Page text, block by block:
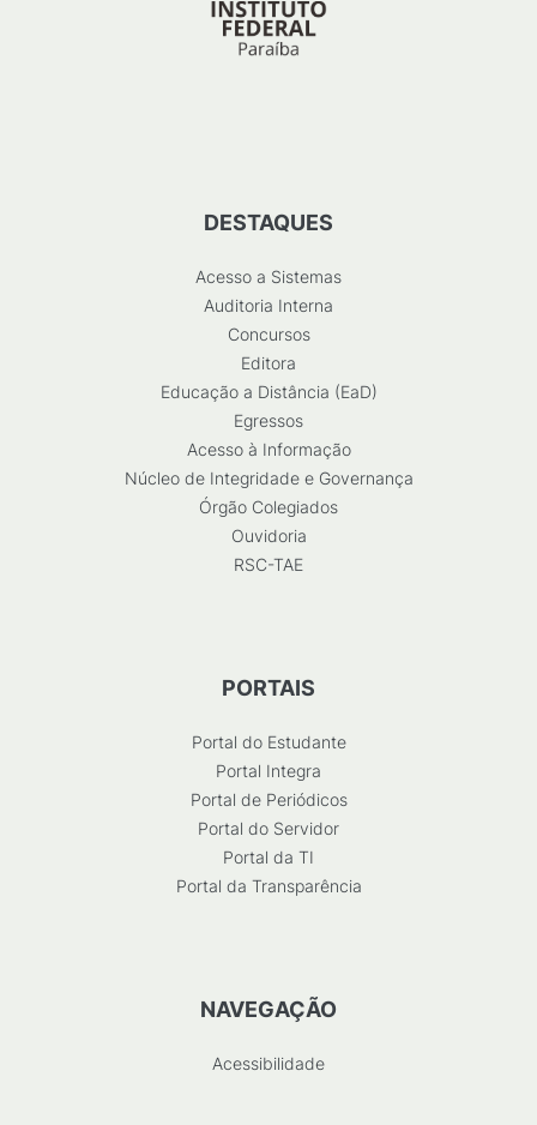
DESTAQUES
Acesso a Sistemas
Auditoria Interna
Concursos
Editora
Educação a Distância (EaD)
Egressos
Acesso à Informação
Núcleo de Integridade e Governança
Órgão Colegiados
Ouvidoria
RSC-TAE
PORTAIS
Portal do Estudante
Portal Integra
Portal de Periódicos
Portal do Servidor
Portal da TI
Portal da Transparência
NAVEGAÇÃO
Acessibilidade